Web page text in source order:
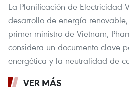
La Planificación de Electricidad
desarrollo de energía
primer ministro de Vietnam,
considera un documento clave
energética y la neutralidad de
VER MÁS